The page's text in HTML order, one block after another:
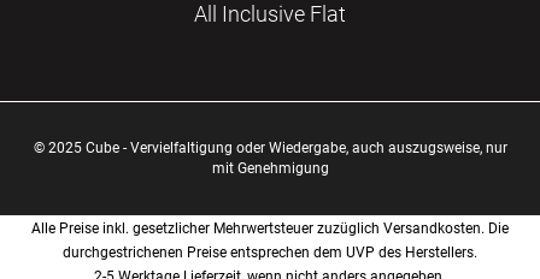
All Inclusive Flat
© 2025 Cube - Vervielfaltigung oder Wiedergabe, auch auszugsweise, nur
mit Genehmigung
Alle Preise inkl. gesetzlicher Mehrwertsteuer zuzüglich Versandkosten. Die
durchgestrichenen Preise entsprechen dem UVP des Herstellers.